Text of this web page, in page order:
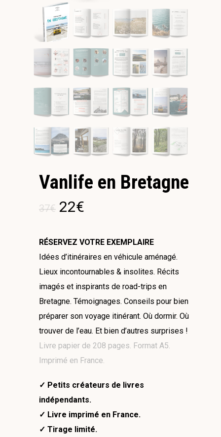
Vanlife en Bretagne
37€ 22€
RÉSERVEZ VOTRE EXEMPLAIRE
Idées d’itinéraires en véhicule aménagé.
Lieux incontournables & insolites. Récits
imagés et inspirants de road-trips en
Bretagne. Témoignages. Conseils pour bien
préparer son voyage itinérant. Où dormir. Où
trouver de l’eau. Et bien d’autres surprises !
Livre papier de 208 pages. Format A5.
Imprimé en France.
✓ Petits créateurs de livres
indépendants.
✓ Livre imprimé en France.
✓ Tirage limité.